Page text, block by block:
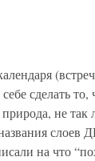
сделать
не
слоев
на что